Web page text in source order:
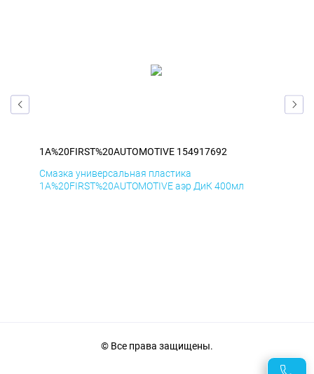
1A%20FIRST%20AUTOMOTIVE 154917692
Смазка универсальная пластика
1A%20FIRST%20AUTOMOTIVE аэр ДиК 400мл
© Все права защищены.